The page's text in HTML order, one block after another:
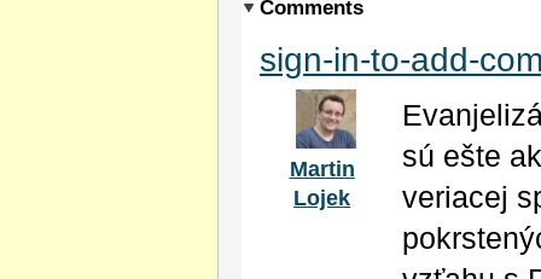
Comments
sign-in-to-add-
Martin
Lojek
sú ešte
veriacej